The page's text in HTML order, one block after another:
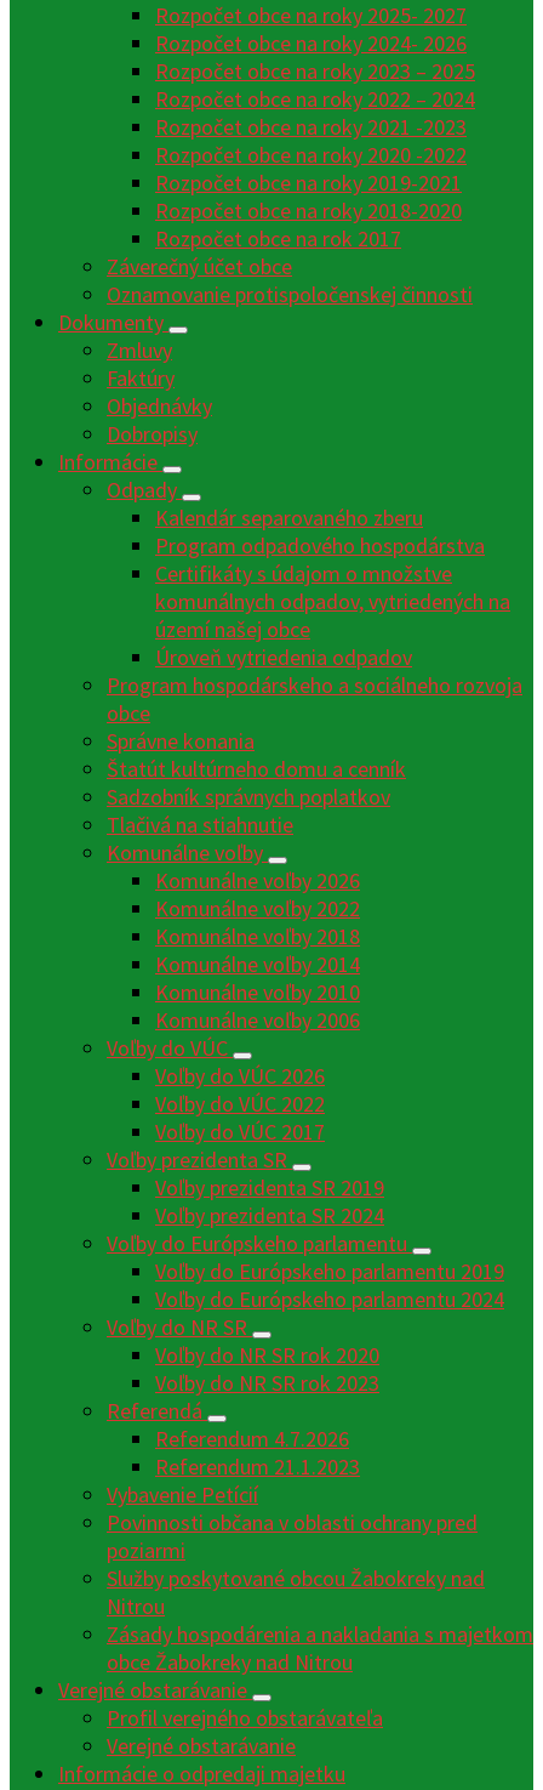
Rozpočet obce na roky 2025- 2027
Rozpočet obce na roky 2024- 2026
Rozpočet obce na roky 2023 – 2025
Rozpočet obce na roky 2022 – 2024
Rozpočet obce na roky 2021 -2023
Rozpočet obce na roky 2020 -2022
Rozpočet obce na roky 2019-2021
Rozpočet obce na roky 2018-2020
Rozpočet obce na rok 2017
Záverečný účet obce
Oznamovanie protispoločenskej činnosti
Dokumenty
Zmluvy
Faktúry
Objednávky
Dobropisy
Informácie
Odpady
Kalendár separovaného zberu
Program odpadového hospodárstva
Certifikáty s údajom o množstve
komunálnych odpadov, vytriedených na
území našej obce
Úroveň vytriedenia odpadov
Program hospodárskeho a sociálneho rozvoja
obce
Správne konania
Štatút kultúrneho domu a cenník
Sadzobník správnych poplatkov
Tlačivá na stiahnutie
Komunálne voľby
Komunálne voľby 2026
Komunálne voľby 2022
Komunálne voľby 2018
Komunálne voľby 2014
Komunálne voľby 2010
Komunálne voľby 2006
Voľby do VÚC
Voľby do VÚC 2026
Voľby do VÚC 2022
Voľby do VÚC 2017
Voľby prezidenta SR
Voľby prezidenta SR 2019
Voľby prezidenta SR 2024
Voľby do Európskeho parlamentu
Voľby do Európskeho parlamentu 2019
Voľby do Európskeho parlamentu 2024
Voľby do NR SR
Voľby do NR SR rok 2020
Voľby do NR SR rok 2023
Referendá
Referendum 4.7.2026
Referendum 21.1.2023
Vybavenie Petícií
Povinnosti občana v oblasti ochrany pred
poziarmi
Služby poskytované obcou Žabokreky nad
Nitrou
Zásady hospodárenia a nakladania s majetkom
obce Žabokreky nad Nitrou
Verejné obstarávanie
Profil verejného obstarávateľa
Verejné obstarávanie
Informácie o odpredaji majetku